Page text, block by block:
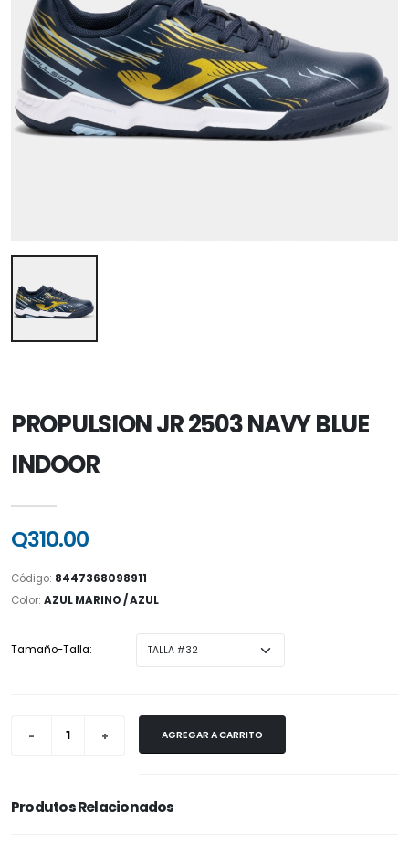
PROPULSION JR 2503 NAVY BLUE
INDOOR
Q310.00
Código: 8447368098911
Color: AZUL MARINO / AZUL
Tamaño-Talla:
AGREGAR A CARRITO
Produtos Relacionados